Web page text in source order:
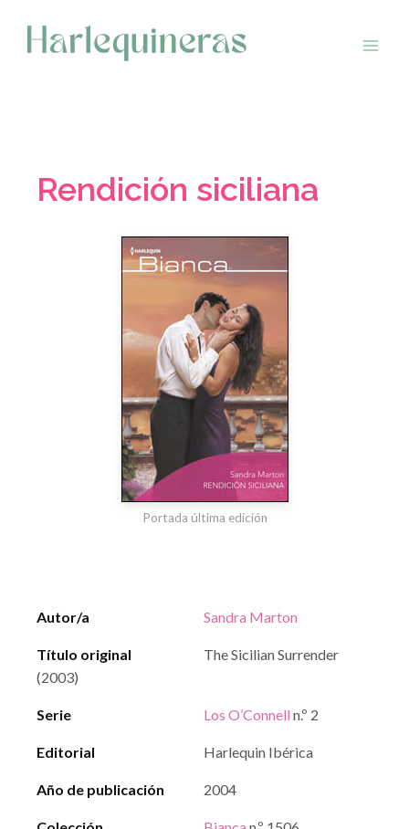
contenido
Rendición siciliana
Autor/a Sandra Marton
Título original
The Sicilian Surrender
(2003)
Serie Los O’Connell n.º 2
Editorial Harlequin Ibérica
Año de publicación 2004
Portada última edición